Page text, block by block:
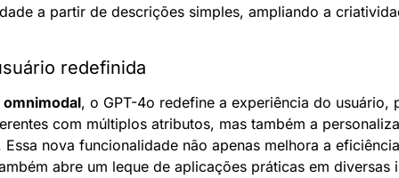
a partir de descrições simples, ampliando a
redefinida
omnimodal, o GPT-4o redefine a experiência do usuário,
com múltiplos atributos, mas também a
Essa nova funcionalidade não apenas melhora a